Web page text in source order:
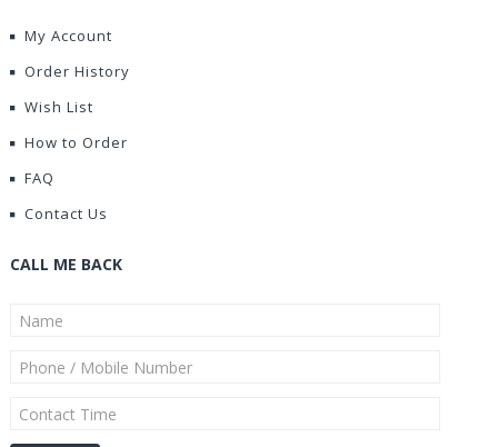
My Account
Order History
Wish List
How to Order
FAQ
Contact Us
CALL ME BACK